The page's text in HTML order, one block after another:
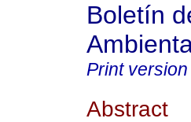
Boletín
Print version
Abstract